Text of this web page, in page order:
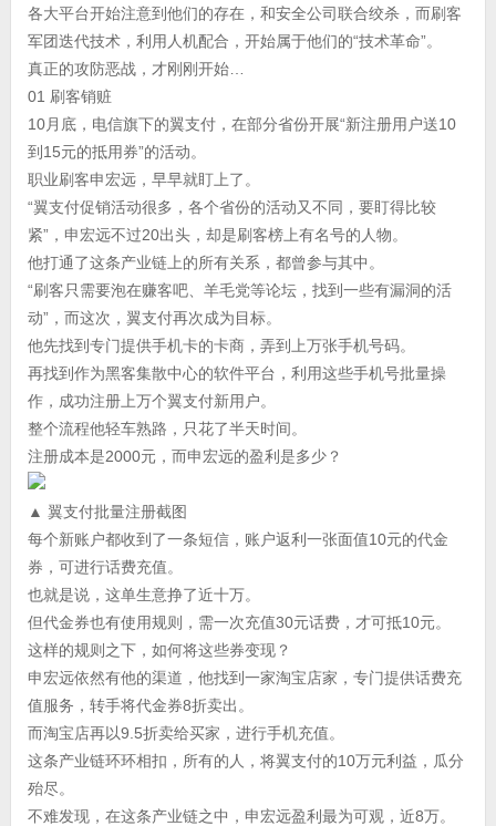
各大平台开始注意到他们的存在，和安全公司联合绞杀，而刷客
军团迭代技术，利用人机配合，开始属于他们的“技术革命”。
真正的攻防恶战，才刚刚开始…
01 刷客销赃
10月底，电信旗下的翼支付，在部分省份开展“新注册用户送10
到15元的抵用券”的活动。
职业刷客申宏远，早早就盯上了。
“翼支付促销活动很多，各个省份的活动又不同，要盯得比较
紧”，申宏远不过20出头，却是刷客榜上有名号的人物。
他打通了这条产业链上的所有关系，都曾参与其中。
“刷客只需要泡在赚客吧、羊毛党等论坛，找到一些有漏洞的活
动”，而这次，翼支付再次成为目标。
他先找到专门提供手机卡的卡商，弄到上万张手机号码。
再找到作为黑客集散中心的软件平台，利用这些手机号批量操
作，成功注册上万个翼支付新用户。
整个流程他轻车熟路，只花了半天时间。
注册成本是2000元，而申宏远的盈利是多少？
▲ 翼支付批量注册截图
每个新账户都收到了一条短信，账户返利一张面值10元的代金
券，可进行话费充值。
也就是说，这单生意挣了近十万。
但代金券也有使用规则，需一次充值30元话费，才可抵10元。
这样的规则之下，如何将这些券变现？
申宏远依然有他的渠道，他找到一家淘宝店家，专门提供话费充
值服务，转手将代金券8折卖出。
而淘宝店再以9.5折卖给买家，进行手机充值。
这条产业链环环相扣，所有的人，将翼支付的10万元利益，瓜分
殆尽。
不难发现，在这条产业链之中，申宏远盈利最为可观，近8万。